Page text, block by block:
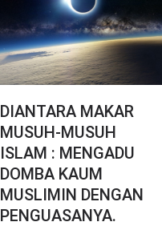
DIANTARA MAKAR
MUSUH-MUSUH
ISLAM : MENGADU
DOMBA KAUM
MUSLIMIN DENGAN
PENGUASANYA.